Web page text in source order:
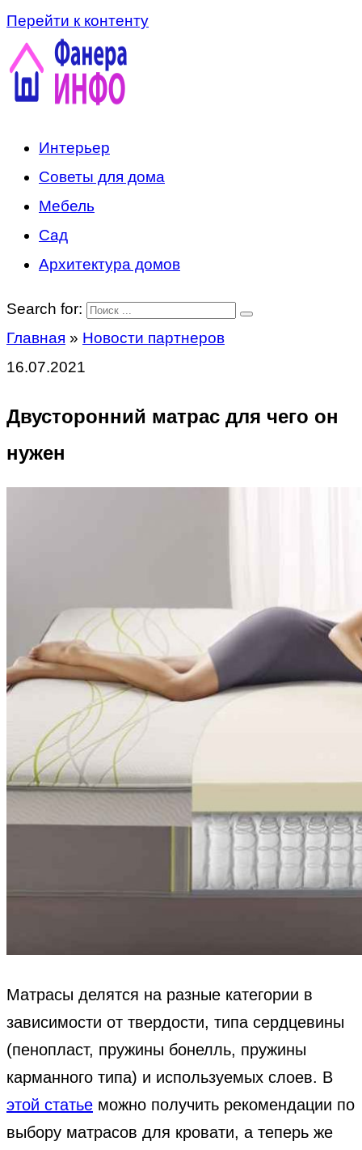
Перейти к контенту
Интерьер
Советы для дома
Мебель
Сад
Архитектура домов
Search for:
Главная » Новости партнеров
16.07.2021
Двусторонний матрас для чего он
нужен
Матрасы делятся на разные категории в
зависимости от твердости, типа сердцевины
(пенопласт, пружины бонелль, пружины
карманного типа) и используемых слоев. В
этой статье можно получить рекомендации по
выбору матрасов для кровати, а теперь же